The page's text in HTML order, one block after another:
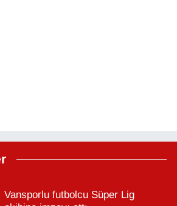
Vansporlu futbolcu Süper Lig